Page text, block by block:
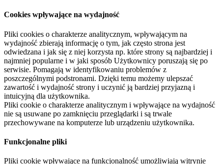
Cookies wpływające na wydajność
Pliki cookies o charakterze analitycznym, wpływającym na
wydajność zbierają informację o tym, jak często strona jest
odwiedzana i jak się z niej korzysta np. które strony są najbardziej i
najmniej popularne i w jaki sposób Użytkownicy poruszają się po
serwisie. Pomagają w identyfikowaniu problemów z
poszczególnymi podstronami. Dzięki temu możemy ulepszać
zawartość i wydajność strony i uczynić ją bardziej przyjazną i
intuicyjną dla użytkownika.
Pliki cookie o charakterze analitycznym i wpływające na wydajność
nie są usuwane po zamknięciu przeglądarki i są trwale
przechowywane na komputerze lub urządzeniu użytkownika.
Funkcjonalne pliki
Pliki cookie wpływające na funkcjonalność umożliwiają witrynie